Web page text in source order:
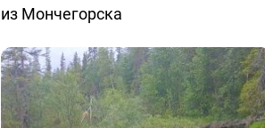
из Мончегорска